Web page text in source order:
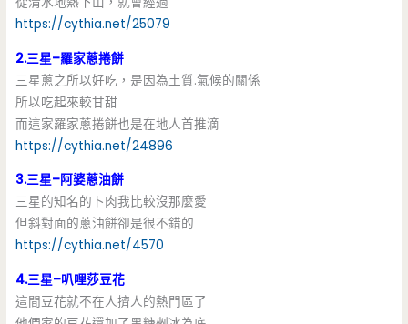
https://cythia.net/25079
2.三星–羅家蔥捲餅
三星蔥之所以好吃，是因為土質.氣候的關係
所以吃起來較甘甜
而這家羅家蔥捲餅也是在地人首推滴
https://cythia.net/24896
3.三星–阿婆蔥油餅
三星的知名的卜肉我比較沒那麼愛
但斜對面的蔥油餅卻是很不錯的
https://cythia.net/4570
4.三星–叭哩莎豆花
這間豆花就不在人擠人的熱門區了